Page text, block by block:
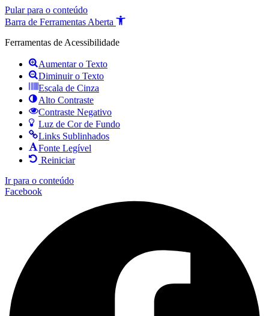
Pular para o conteúdo
Barra de Ferramentas Aberta
Ferramentas de Acessibilidade
Aumentar o Texto
Diminuir o Texto
Escala de Cinza
Alto Contraste
Contraste Negativo
Luz de Cor de Fundo
Links Sublinhados
Fonte Legível
Reiniciar
Ir para o conteúdo
Facebook